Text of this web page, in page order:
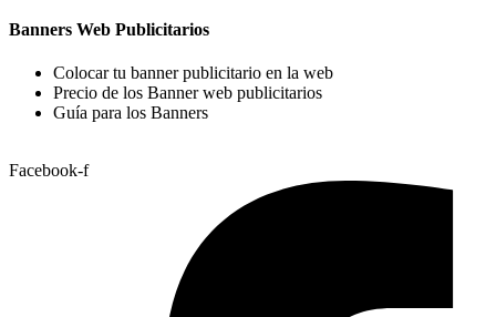
Banners Web Publicitarios
Colocar tu banner publicitario en la web
Precio de los Banner web publicitarios
Guía para los Banners
Facebook-f